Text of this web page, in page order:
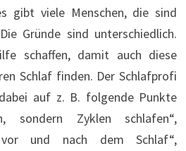
gibt viele Menschen, die sind
Gründe sind unterschiedlich.
schaffen, damit auch diese
Schlaf finden. Der Schlafprofi
auf z. B. folgende Punkte
sondern Zyklen schlafen“,
vor und nach dem Schlaf“,